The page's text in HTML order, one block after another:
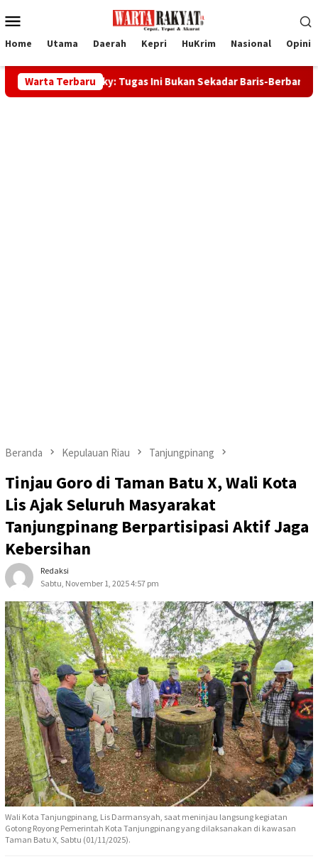
ke
Mobile
Home Utama Daerah Kepri HuKrim Nasional Opini
Warta Terbaru
Rocky: Tugas Ini Bukan Sekadar Baris-Berbaris 32
Beranda Kepulauan Riau Tanjungpinang
Tinjau Goro di Taman Batu X, Wali Kota
Lis Ajak Seluruh Masyarakat
Tanjungpinang Berpartisipasi Aktif Jaga
Kebersihan
Redaksi
Sabtu, November 1, 2025 4:57 pm
Wali Kota Tanjungpinang, Lis Darmansyah, saat meninjau langsung kegiatan
Gotong Royong Pemerintah Kota Tanjungpinang yang dilaksanakan di kawasan
Taman Batu X, Sabtu (01/11/2025).